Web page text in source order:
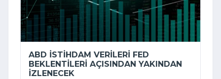
ABD ISTIHDAM VERILERI FED
BEKLENTILERI AÇISINDAN YAKINDAN
IZLENECEK